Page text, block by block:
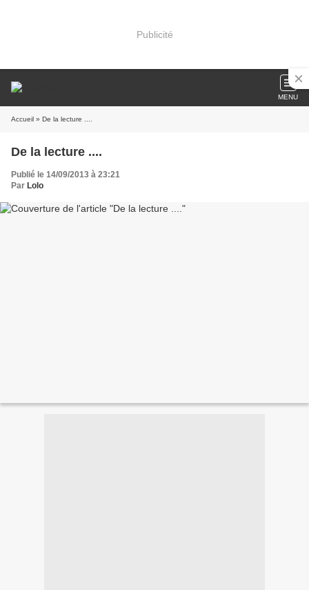
Publicité
MENU
Accueil » De la lecture ....
De la lecture ....
Publié le 14/09/2013 à 23:21
Par Lolo